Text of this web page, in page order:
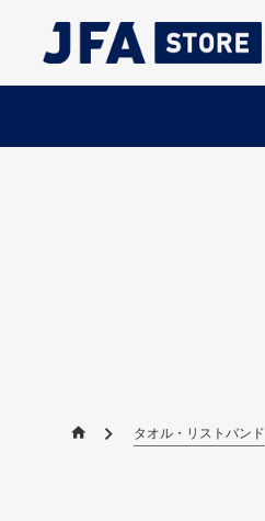
タオル・リストバンド